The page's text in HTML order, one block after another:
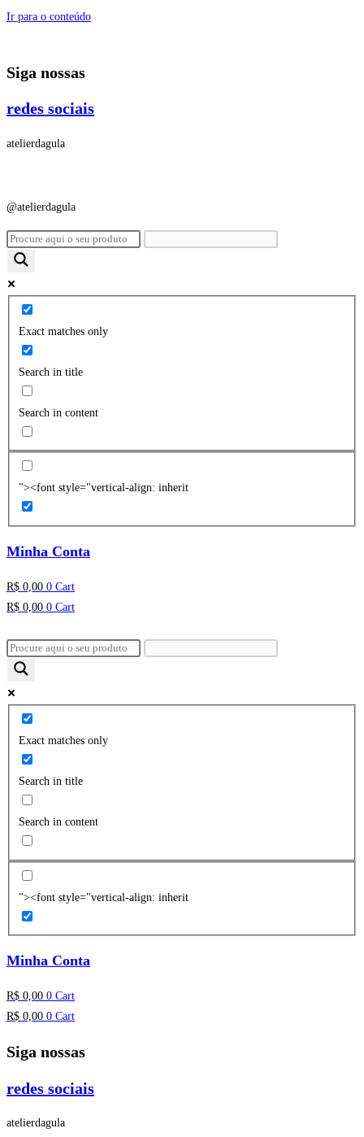
Ir para o conteúdo
Siga nossas
redes sociais
atelierdagula
@atelierdagula
Exact matches only
Search in title
Search in content
"><font style="vertical-align: inherit
Minha Conta
R$ 0,00 0 Cart
R$ 0,00 0 Cart
Exact matches only
Search in title
Search in content
"><font style="vertical-align: inherit
Minha Conta
R$ 0,00 0 Cart
R$ 0,00 0 Cart
Siga nossas
redes sociais
atelierdagula